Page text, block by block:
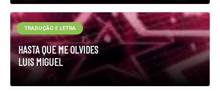
HASTA QUE ME OLVIDES
LUIS MIGUEL
TRADUÇÃO E LETRA